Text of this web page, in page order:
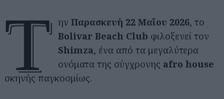
Τ ηνΠαρασκευή 22 Μαΐου 2026, το
Bolivar Beach Club φιλοξενεί τον
Shimza, ένα από τα μεγαλύτερα
ονόματα της σύγχρονης afro house
σκηνής παγκοσμίως.